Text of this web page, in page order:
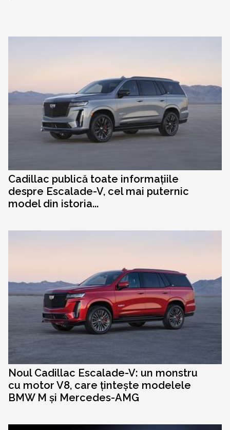
Cadillac publică toate informațiile
despre Escalade-V, cel mai puternic
model din istoria...
Noul Cadillac Escalade-V: un monstru
cu motor V8, care țintește modelele
BMW M și Mercedes-AMG